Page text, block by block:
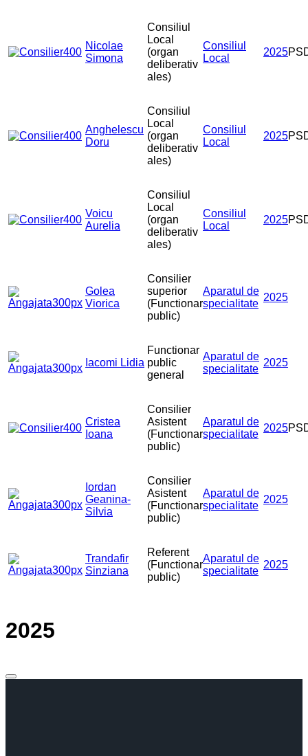
Nicolae
Simona
Consiliul
Local
(organ
deliberativ
ales)
Consiliul
Local
2025
Anghelescu
Doru
Consiliul
Local
(organ
deliberativ
ales)
Consiliul
Local
2025
Voicu
Aurelia
Consiliul
Local
(organ
deliberativ
ales)
Consiliul
Local
2025
Golea
Viorica
Consilier
superior
(Functionar
public)
Aparatul de
specialitate
2025
Iacomi Lidia
Functionar
public
general
Aparatul de
specialitate
2025
Cristea
Ioana
Consilier
Asistent
(Functionar
public)
Aparatul de
specialitate
2025
Iordan
Geanina-
Silvia
Consilier
Asistent
(Functionar
public)
Aparatul de
specialitate
2025
Trandafir
Sinziana
Referent
(Functionar
public)
Aparatul de
specialitate
2025
2025